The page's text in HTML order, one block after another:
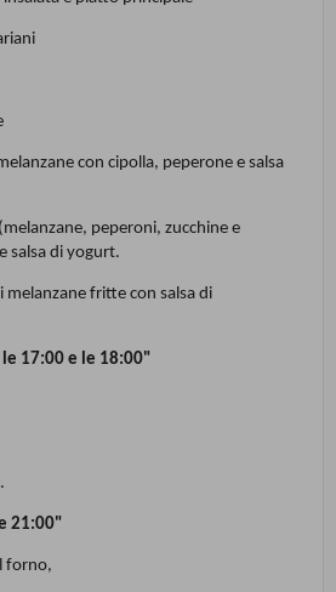
con cipolla, peperone e salsa
peperoni, zucchine e
salsa di yogurt.
melanzane fritte con salsa di
le 17:00 e le 18:00"
21:00"
forno,